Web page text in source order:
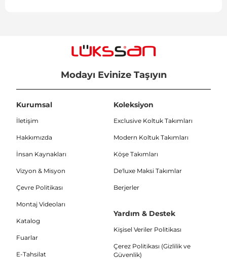
Modayı Evinize Taşıyın
Kurumsal
İletişim
Hakkımızda
İnsan Kaynakları
Vizyon & Misyon
Çevre Politikası
Montaj Videoları
Katalog
Fuarlar
E-Tahsilat
Koleksiyon
Exclusive Koltuk Takımları
Modern Koltuk Takımları
Köşe Takımları
De'luxe Maksi Takımlar
Berjerler
Yardım & Destek
Kişisel Veriler Politikası
Çerez Politikası (Gizlilik ve
Güvenlik)